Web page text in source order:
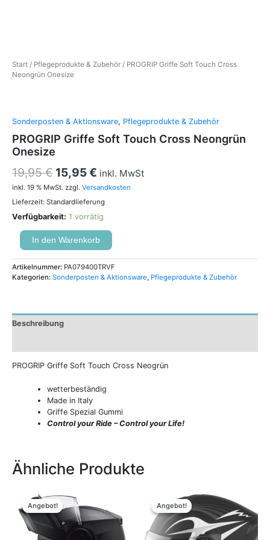
Start / Pflegeprodukte & Zubehör / PROGRIP Griffe Soft Touch Cross
Neongrün Onesize
Sonderposten & Aktionsware, Pflegeprodukte & Zubehör
PROGRIP Griffe Soft Touch Cross Neongrün
Onesize
19,95€ 15,95€ inkl. MwSt
inkl. 19 % MwSt. zzgl. Versandkosten
Lieferzeit: Standardlieferung
Verfügbarkeit: 1 vorrätig
In den Warenkorb
Artikelnummer: PA079400TRVF
Kategorien: Sonderposten & Aktionsware, Pflegeprodukte & Zubehör
Beschreibung
PROGRIP Griffe Soft Touch Cross Neogrün
wetterbeständig
Made in Italy
Griffe Spezial Gummi
Control your Ride – Control your Life!
Ähnliche Produkte
Angebot!
Angebot!
Preis
war:
179,90 €
Preis
ist:
159,00 €. weist
mehrere
Angebot!
Angebot!
Ursprünglicher
Preis
war:
99,95 €
Aktueller
ist:
75,00 €.
Produkt
weist
mehrere